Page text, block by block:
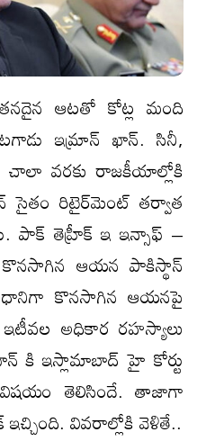
తనదైన ఆటతో కోట్ల మంది
ఇమ్రాన్ ఖాన్. సినీ,
చాలా వరకు రాజకీయాల్లోకి
సైతం రిటైర్‌మెంట్ తర్వాత
పాక్ తెహ్రీక్ ఇ ఇన్సాఫ్ –
ఆయన పాకిస్థాన్
కొనసాగిన ఆయనపై
అధికార రహస్యాలు
కి ఇస్లామాబాద్ హై కోర్టు
విషయం తెలిసిందే. తాజాగా
వివరాల్లోకి వెళితే..